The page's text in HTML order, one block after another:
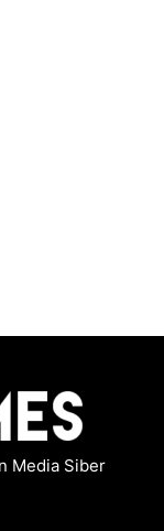
Media Siber